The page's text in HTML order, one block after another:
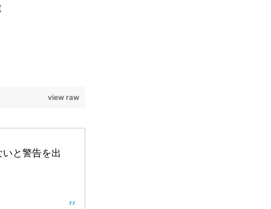
view raw
と警告を出